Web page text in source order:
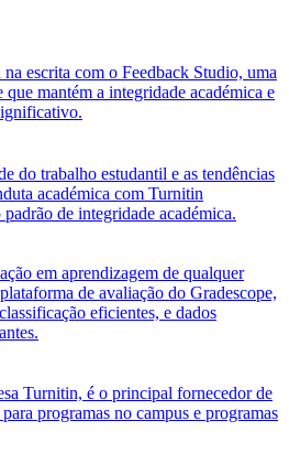
escrita com o Feedback Studio, uma
que mantém a integridade académica e
do trabalho estudantil e as tendências
académica com Turnitin
de integridade académica.
em aprendizagem de qualquer
de avaliação do Gradescope,
eficientes, e dados
Turnitin, é o principal fornecedor de
programas no campus e programas